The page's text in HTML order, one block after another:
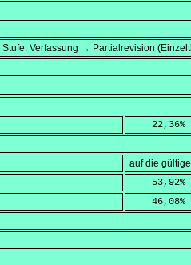
Verfassung → Partialrevision
    22,36
%
auf die
    53,92
%
    46,08
%